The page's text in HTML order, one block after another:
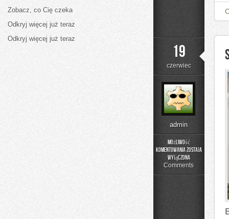
19
czerwiec
admin
Możliwość
komentowania
Składniki
lupą
została
wyłączona
Comments
Zobacz, co Cię czeka
Odkryj więcej już teraz
Odkryj więcej już teraz